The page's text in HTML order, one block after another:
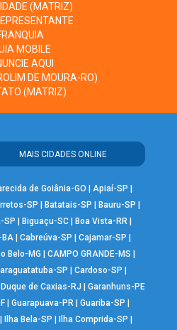
(MATRIZ)
MOBILE
AQUI
DE MOURA-RO)
(MATRIZ)
MAIS CIDADES ONLINE
de Goiânia-GO Apiaí-SP
SP Batatais-SP Bauru-SP
SP Biguaçu-SC Boa Vista-RR
BA| Cabreúva-SP Cajamar-SP
Belo-MG |CAMPO GRANDE-MS
SP Cardoso-SP
Duque de Caxias-RJ
Garanhuns-PE
| Guarapuava-PR| Guariba-SP
Ilha Bela-SP Ilha Comprida-SP